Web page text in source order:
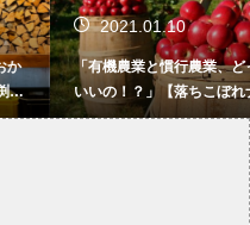
2021.01.10
「有機農業と慣行農業、どっちが
いいの！？」【落ちこぼれナス農
家の、不器用な日常】